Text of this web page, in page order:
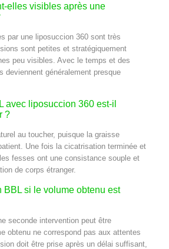
elles visibles après une
par une liposuccion 360 sont très
sont petites et stratégiquement
peu visibles. Avec le temps et des
deviennent généralement presque
avec liposuccion 360 est-il
?
au toucher, puisque la graisse
Une fois la cicatrisation terminée et
fesses ont une consistance souple et
de corps étranger.
BBL si le volume obtenu est
seconde intervention peut être
obtenu ne correspond pas aux attentes
doit être prise après un délai suffisant,